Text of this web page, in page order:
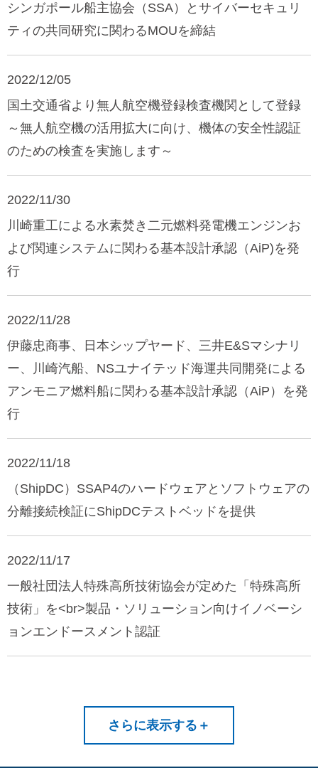
シンガポール船主協会（SSA）とサイバーセキュリ
ティの共同研究に関わるMOUを締結
2022/12/05
国土交通省より無人航空機登録検査機関として登録
～無人航空機の活用拡大に向け、機体の安全性認証
のための検査を実施します～
2022/11/30
川崎重工による水素焚き二元燃料発電機エンジンお
よび関連システムに関わる基本設計承認（AiP)を発
行
2022/11/28
伊藤忠商事、日本シップヤード、三井E&Sマシナリ
ー、川崎汽船、NSユナイテッド海運共同開発による
アンモニア燃料船に関わる基本設計承認（AiP）を発
行
2022/11/18
（ShipDC）SSAP4のハードウェアとソフトウェアの
分離接続検証にShipDCテストベッドを提供
2022/11/17
一般社団法人特殊高所技術協会が定めた「特殊高所
技術」を<br>製品・ソリューション向けイノベーシ
ョンエンドースメント認証
さらに表示する ＋